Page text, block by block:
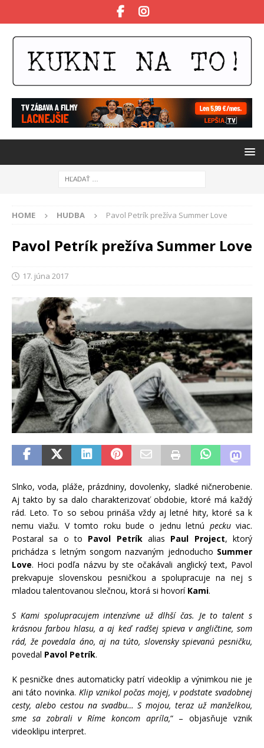
HOME HUDBA Pavol Petrík prežíva Summer Love
Pavol Petrík prežíva Summer Love
17. júna 2017
Slnko, voda, pláže, prázdniny, dovolenky, sladké ničnerobenie.
Aj takto by sa dalo charakterizovať obdobie, ktoré má každý
rád. Leto. To so sebou prináša vždy aj letné hity, ktoré sa k
nemu viažu. V tomto roku bude o jednu letnú peckuviac.
Postaral sa o to Pavol Petríkalias Paul Project, ktorý
prichádza s letným songom nazvaným jednoducho Summer
Love. Hoci podľa názvu by ste očakávali anglický text, Pavol
prekvapuje slovenskou pesničkou a spolupracuje na nej s
mladou talentovanou slečnou, ktorá si hovorí Kami.
S Kami spolupracujem intenzívne už dlhší čas. Je to talent s
krásnou farbou hlasu, a aj keď radšej spieva v angličtine, som
rád, že povedala áno, aj na túto, slovensky spievanú pesničku,
povedal Pavol Petrík.
K pesničke dnes automaticky patrí videoklip a výnimkou nie je
ani táto novinka. Klip vznikol počas mojej, v podstate svadobnej
cesty, alebo cestou na svadbu… S mojou, teraz už manželkou,
sme sa zobrali v Ríme koncom apríla,“ – objasňuje vznik
videoklipu interpret.